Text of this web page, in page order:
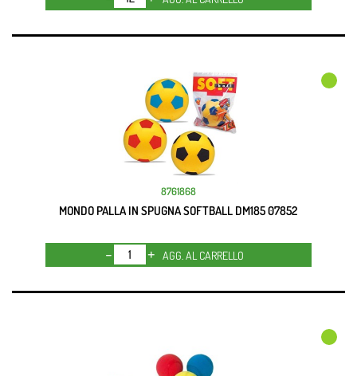
8761868
MONDO PALLA IN SPUGNA SOFTBALL DM185 07852
Quantità
AGG. AL CARRELLO